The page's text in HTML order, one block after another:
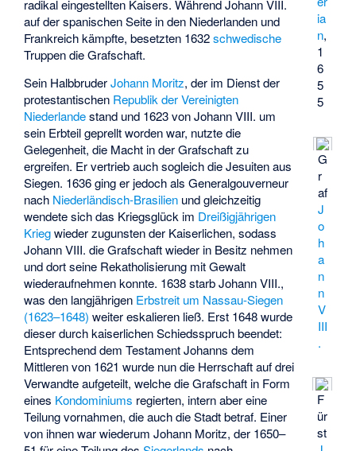
ia
n,
1
6
5
5
G
r
af
J
o
h
a
n
n
V
III
.
radikal eingestellten Kaisers. Während Johann VIII.
auf der spanischen Seite in den Niederlanden und
Frankreich kämpfte, besetzten 1632schwedische
Truppen die Grafschaft.
F
ür
st
Sein HalbbruderJohann Moritz, der im Dienst der
protestantischen Republik der Vereinigten
Niederlandestand und 1623 von Johann VIII. um
sein Erbteil geprellt worden war, nutzte die
Gelegenheit, die Macht in der Grafschaft zu
ergreifen. Er vertrieb auch sogleich die Jesuiten aus
Siegen. 1636 ging er jedoch als Generalgouverneur
nach Niederländisch-Brasilien und gleichzeitig
wendete sich das Kriegsglück im Dreißigjährigen
Kriegwieder zugunsten der Kaiserlichen, sodass
Johann VIII. die Grafschaft wieder in Besitz nehmen
und dort seine Rekatholisierung mit Gewalt
wiederaufnehmen konnte. 1638 starb Johann VIII.,
was den langjährigen Erbstreit um Nassau-Siegen
(1623–1648) weiter eskalieren ließ. Erst 1648 wurde
dieser durch kaiserlichen Schiedsspruch beendet:
Entsprechend dem Testament Johanns dem
Mittleren von 1621 wurde nun die Herrschaft auf drei
Verwandte aufgeteilt, welche die Grafschaft in Form
eines Kondominiums regierten, intern aber eine
Teilung vornahmen, die auch die Stadt betraf. Einer
von ihnen war wiederum Johann Moritz, der 1650–